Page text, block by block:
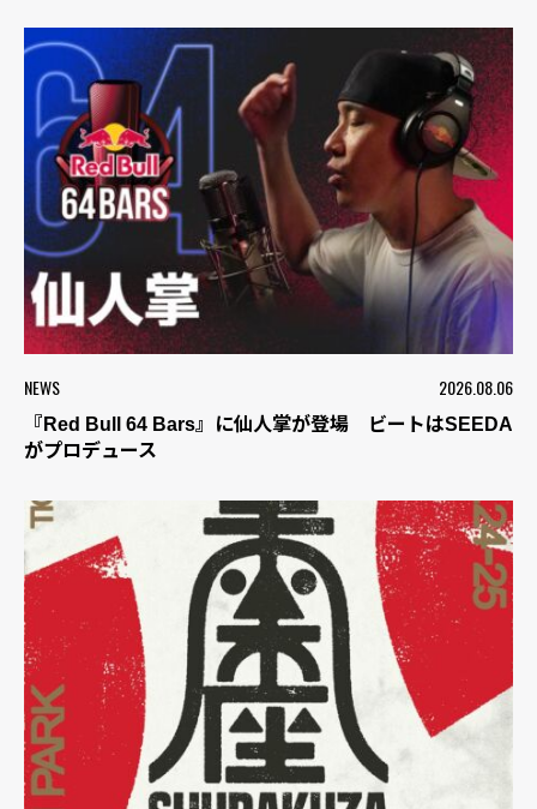
NEWS 2026.08.06
『Red Bull 64 Bars』に仙人掌が登場 ビートはSEEDA
がプロデュース